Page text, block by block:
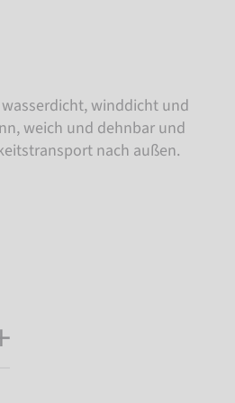
winddicht und
weich und dehnbar und
nach außen.